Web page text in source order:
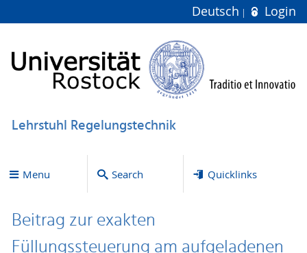
Deutsch Login
Lehrstuhl Regelungstechnik
Menu Search Quicklinks
Beitrag zur exakten